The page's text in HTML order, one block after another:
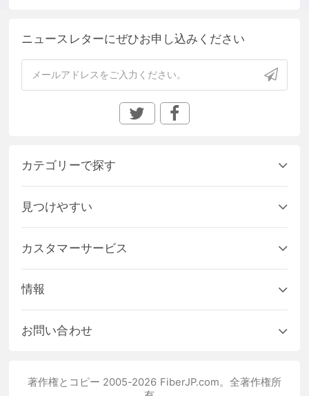
ニュースレターにぜひお申し込みください
カテゴリーで探す
見つけやすい
カスタマーサービス
情報
お問い合わせ
著作権とコピー 2005-2026 FiberJP.com。全著作権所